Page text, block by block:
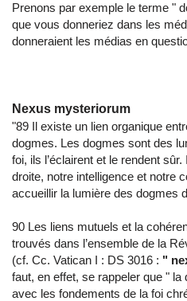
Prenons par exemple le terme "
que vous donneriez dans les
donneraient les médias en
Nexus mysteriorum
"89 Il existe un lien organique
dogmes. Les dogmes sont des
foi, ils l’éclairent et le rendent
droite, notre intelligence et notre
accueillir la lumière des dogmes
90 Les liens mutuels et la
trouvés dans l’ensemble de la
(cf. Cc. Vatican I : DS 3016 : "
faut, en effet, se rappeler que "
avec les fondements de la foi